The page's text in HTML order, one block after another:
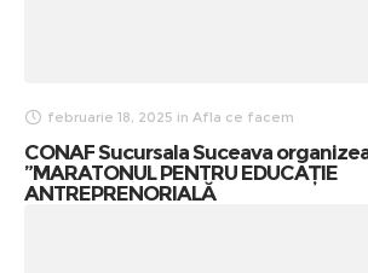
februarie 18, 2025 in Afla ce facem
CONAF Sucursala Suceava
”MARATONUL PENTRU EDUCAȚIE
ANTREPRENORIALĂ